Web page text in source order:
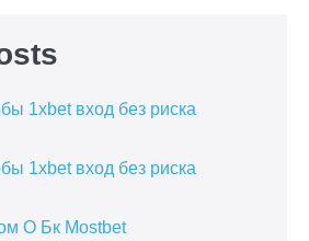
1xbet вход без риска
1xbet вход без риска
О Бк Mostbet